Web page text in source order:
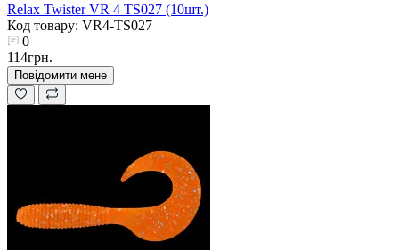
Relax Twister VR 4 TS027 (10шт.)
Код товару: VR4-TS027
0
114грн.
Повідомити мене